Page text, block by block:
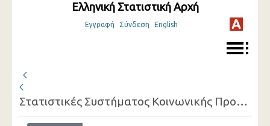
Ελληνική Στατιστική Αρχή
Εγγραφή Σύνδεση English
Στατιστικές Συστήματος Κοινωνικής Προστασίας (προσωρινά στοιχεία) ( 2015 )